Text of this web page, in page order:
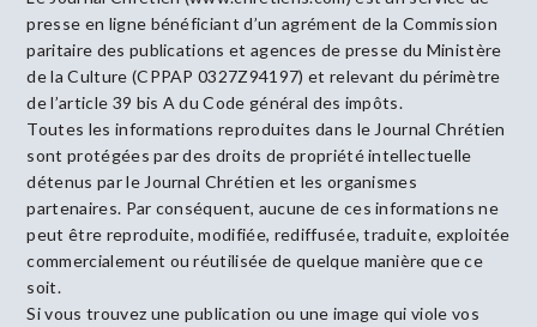
presse en ligne bénéficiant d’un agrément de la Commission
paritaire des publications et agences de presse du Ministère
de la Culture (CPPAP 0327Z94197) et relevant du périmètre
de l’article 39 bis A du Code général des impôts.
Toutes les informations reproduites dans le Journal Chrétien
sont protégées par des droits de propriété intellectuelle
détenus par le Journal Chrétien et les organismes
partenaires. Par conséquent, aucune de ces informations ne
peut être reproduite, modifiée, rediffusée, traduite, exploitée
commercialement ou réutilisée de quelque manière que ce
soit.
Si vous trouvez une publication ou une image qui viole vos